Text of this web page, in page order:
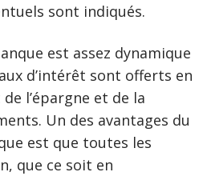
sont indiqués.
est assez dynamique
d’intérêt sont offerts en
l’épargne et de la
Un des avantages du
est que toutes les
que ce soit en